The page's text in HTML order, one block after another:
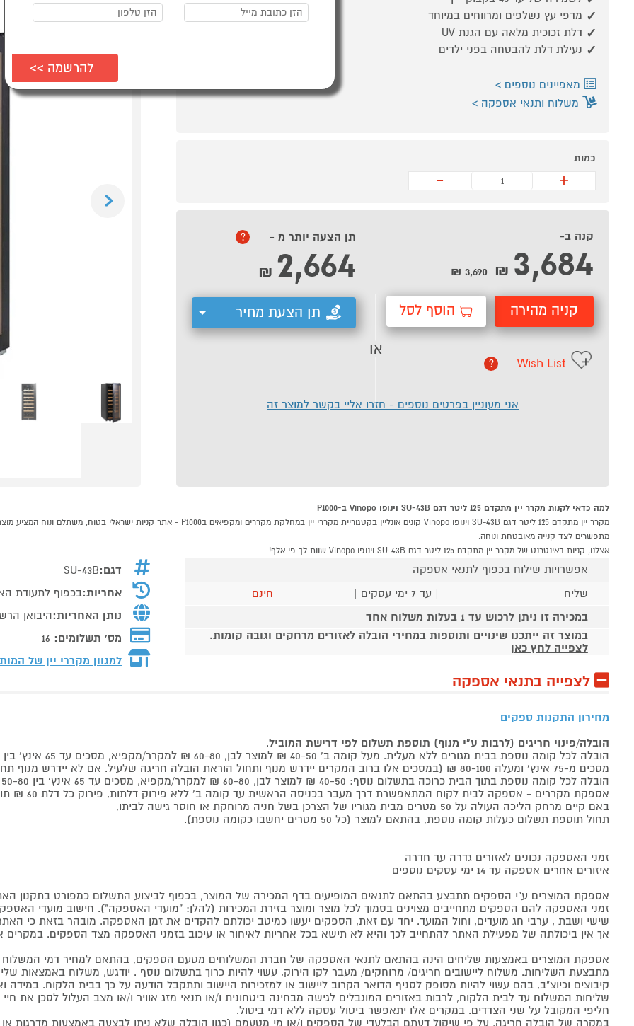
מדפי עץ נשלפים ומרווחים במיוחד
דלת זכוכית מלאה עם הגנת UV
נעילת דלת להבטחה בפני ילדים
מאפיינים נוספים
משלוח ותנאי אספקה
כמות
+
-
קנה ב-
3,684
₪
3,690 ₪
קניה מהירה הוסף לסל
תן הצעה יותר מ - ?
2,664
₪
תן הצעת מחיר
או
Wish List
?
אני מעוניין בפרטים נוספים - חזרו אליי בקשר למוצר זה
למה כדאי לקנות מקרר יין מתקדם 125 ליטר דגם SU-43B וינופו Vinopo ב-P1000
מתפשרים לצד קנייה מאובטחת ונוחה.
אצלנו, קניות באינטרנט של מקרר יין מתקדם 125 ליטר דגם SU-43B וינופו Vinopo שוות לך פי אלף!
אפשרויות שילוח בכפוף לתנאי אספקה
שליח
| עד 7 ימי עסקים |
חינם
במכירה זו ניתן לרכוש עד 1 בעלות משלוח אחד
במוצר זה ייתכנו שינויים ותוספות במחירי הובלה לאזורים מרחקים וגובה קומות.
לצפייה לחץ כאן
דגם:SU-43B
אחריות:בכפוף לתעודת
נותן האחריות:היבואן
מס' תשלומים: 16
למגוון מקררי יין של
לצפייה בתנאי אספקה
מחירון התקנות ספקים
הובלה/פינוי חריגים (לרבות ע"י מנוף) תוספת תשלום לפי דרישת המוביל.
הובלה לכל קומה נוספת בבית מגורים ללא מעלית. מעל קומה ב' 40-50 ₪ למוצר לבן, 60-80 ₪ למקרר/מקפיא, מסכים עד 65 אינץ' בין 50-80 ₪
מסכים מ-75 אינץ' ומעלה 80-100 ₪ (במסכים אלו ברוב המקרים יידרש מנוף ותחול הוראת הובלה חריגה שלעיל. אם לא יידרש מנוף תחול תוספת הקומות כבר מהקומה הראשונה)
הובלה לכל קומה נוספת בתוך הבית כרוכה בתשלום נוסף: 40-50 ₪ למוצר לבן, 60-80 ₪ למקרר/מקפיא, מסכים עד 65 אינץ' בין 50-80 ₪, מסכים מ-75 אינץ' ומעלה 80-100 ₪.
אספקת מקררים - אספקה לבית לקוח המתאפשרת דרך מעבר בכניסה הראשית עד קומה ב' ללא פירוק דלתות, פירוק כל דלת 60 ₪ תוספת למוביל בבית.
באם קיים מרחק הליכה העולה על 50 מטרים מבית מגוריו של הצרכן בשל חניה מרוחקת או חוסר גישה לביתו,
תחול תוספת תשלום כעלות קומה נוספת, בהתאם למוצר (כל 50 מטרים יחשבו כקומה נוספת).
זמני האספקה נכונים לאזורים גדרה עד חדרה
איזורים אחרים אספקה עד 14 ימי עסקים נוספים
אספקת המוצרים ע"י הספקים תתבצע בהתאם לתנאים המופיעים בדף המכירה של המוצר, בכפוף לביצוע התשלום כמפורט בתקנון
זמני האספקה להם הספקים מתחייבים מצוינים בסמוך לכל מוצר ומוצר בזירת המכירות (להלן: "מועדי האספקה"). חישוב מועדי
שישי ושבת , ערבי חג מועדים, וחול המועד. יחד עם זאת, הספקים יעשו כמיטב יכולתם להקדים את זמן האספקה. מובהר בזאת כי
אך אין ביכולתה של מפעילת האתר להתחייב לכך והיא לא תישא בכל אחריות לאיחור או עיכוב בזמני האספקה מצד הספקים. במקרים
אספקת המוצרים באמצעות שליחים הינה בהתאם לתנאי האספקה של חברת המשלוחים מטעם הספקים, בהתאם למחיר דמי המשלוח
מתבצעת השליחות. משלוח ליישובים חריגים/ מרוחקים/ מעבר לקו הירוק, עשוי להיות כרוך בתשלום נוסף . יודגש, משלוח באמצאות
קיבוצים וכיוצ"ב, בהם עשוי להיות מסופק לסניף הדואר הקרוב ליישוב או למזכירות היישוב ותתקבל הודעה על כך בבית הלקוח.
שליחות המשלוח עד לבית הלקוח, לרבות באזורים המוגבלים לגישה מבחינה ביטחונית ו/או תנאי מזג אוויר ו/או מצב העלול לסכן את
חליפי המקובל על שני הצדדים. במקרים אלו יתאפשר ביטול עסקה ללא דמי ביטול.